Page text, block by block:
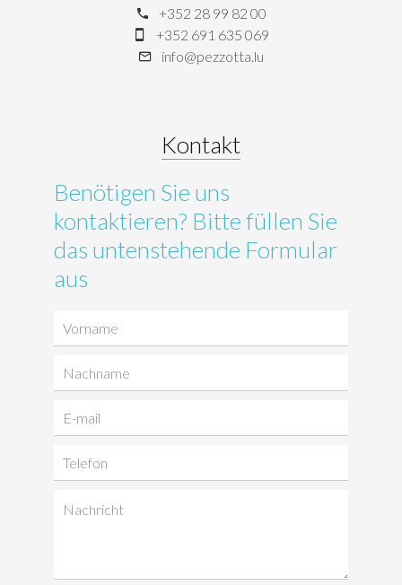
+352 28 99 82 00
+352 691 635 069
info@pezzotta.lu
Benötigen Sie uns
kontaktieren? Bitte füllen Sie
das untenstehende Formular
aus
Kontakt